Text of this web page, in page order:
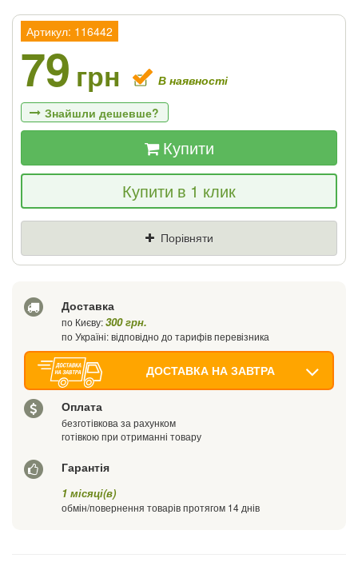
Артикул: 116442
79 грн В наявності
Знайшли дешевше?
Якщо Ви знайдете товар дешевше - ми
знизимо ціну і подаруємо % від різниці
Купити
Купити в 1 клик
Порівняти
Доставка
по Києву:300 грн.
по Україні: відповідно до тарифів перевізника
ДОСТАВКА НА ЗАВТРА
Оплата
безготівкова за рахунком
готівкою при отриманні товару
Гарантія
1 місяці(в)
обмін/повернення товарів протягом 14 днів